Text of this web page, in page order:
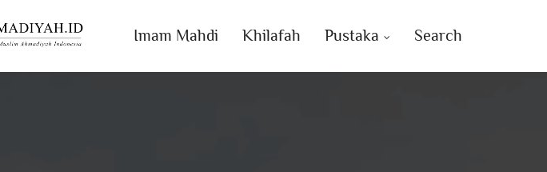
Imam Mahdi Khilafah Pustaka Search